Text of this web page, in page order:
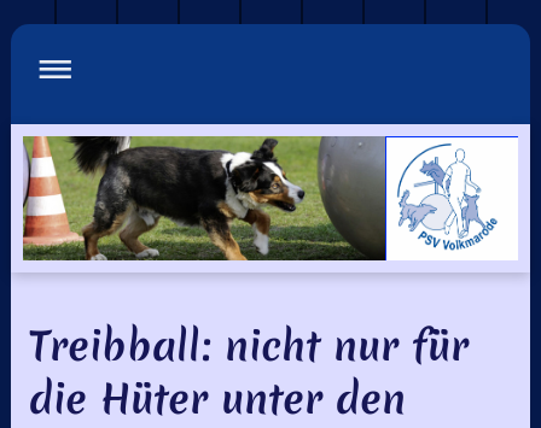
Treibball: nicht nur für
die Hüter unter den